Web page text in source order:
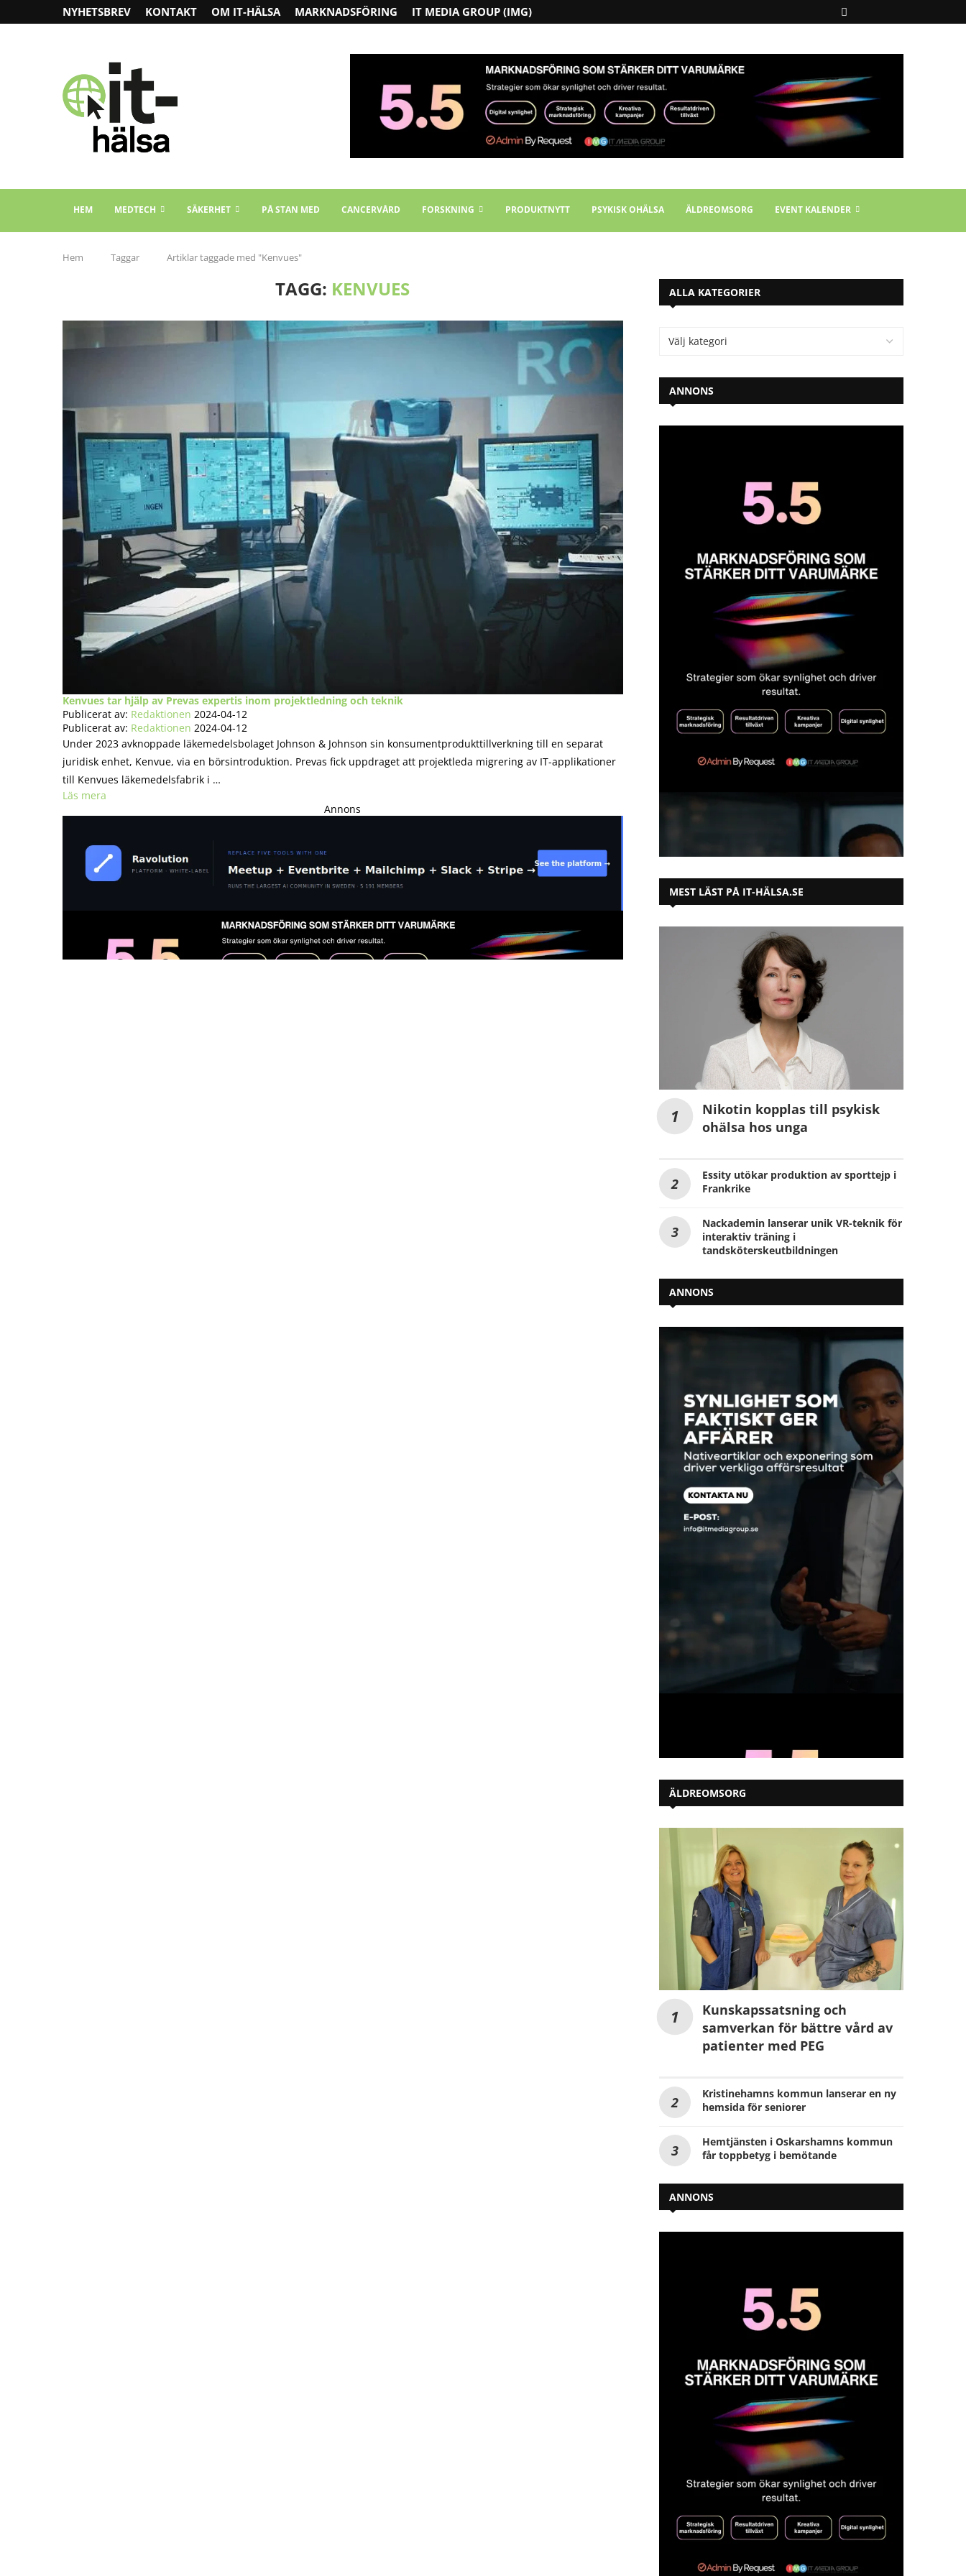
NYHETSBREV KONTAKT OM IT-HÄLSA MARKNADSFÖRING IT MEDIA GROUP (IMG)
HEM MEDTECH SÄKERHET PÅ STAN MED CANCERVÅRD FORSKNING PRODUKTNYTT PSYKISK OHÄLSA ÄLDREOMSORG EVENT KALENDER
Hem Taggar Artiklar taggade med "Kenvues"
TAGG: KENVUES
Kenvues tar hjälp av Prevas expertis inom projektledning och teknik
Publicerat av: Redaktionen 2024-04-12
Publicerat av: Redaktionen 2024-04-12
Under 2023 avknoppade läkemedelsbolaget Johnson & Johnson sin konsumentprodukttillverkning till en separat
juridisk enhet, Kenvue, via en börsintroduktion. Prevas fick uppdraget att projektleda migrering av IT-applikationer
till Kenvues läkemedelsfabrik i …
Läs mera
Annons
ALLA KATEGORIER
ANNONS
MEST LÄST PÅ IT-HÄLSA.SE
Nikotin kopplas till psykisk
ohälsa hos unga
Essity utökar produktion av sporttejp i
Frankrike
Nackademin lanserar unik VR-teknik för
interaktiv träning i
tandsköterskeutbildningen
ANNONS
ÄLDREOMSORG
Kunskapssatsning och
samverkan för bättre vård av
patienter med PEG
Kristinehamns kommun lanserar en ny
hemsida för seniorer
Hemtjänsten i Oskarshamns kommun
får toppbetyg i bemötande
ANNONS